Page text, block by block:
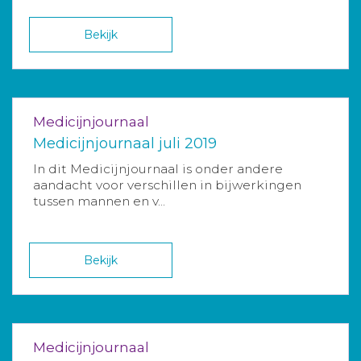
Bekijk
Medicijnjournaal
Medicijnjournaal juli 2019
In dit Medicijnjournaal is onder andere
aandacht voor verschillen in bijwerkingen
tussen mannen en v...
Bekijk
Medicijnjournaal